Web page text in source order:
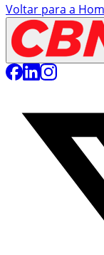
Voltar para a